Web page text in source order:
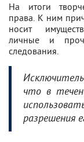
На итоги
права. К ним
носит
личные и
следования.
что в
разрешения